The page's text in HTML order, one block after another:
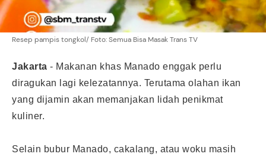
Resep pampis tongkol/ Foto: Semua Bisa Masak Trans TV
Jakarta - Makanan khas Manado enggak perlu
diragukan lagi kelezatannya. Terutama olahan ikan
yang dijamin akan memanjakan lidah penikmat
kuliner.
Selain bubur Manado, cakalang, atau woku masih